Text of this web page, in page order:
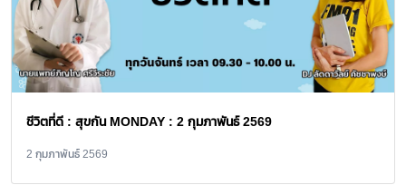
ชีวิตที่ดี : สุขกัน MONDAY : 2 กุมภาพันธ์ 2569
2 กุมภาพันธ์ 2569